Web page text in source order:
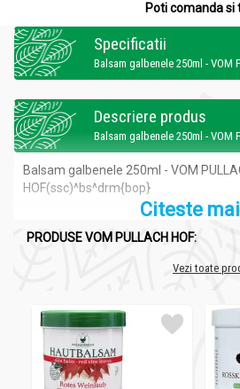
Poti comanda si
Specificatii
Balsam galbenele 250ml - VOM
Descriere produs
Balsam galbenele 250ml - VOM
Balsam galbenele 250ml - VOM
HOF(ssc)^bs^drm{bop}
Citeste
PRODUSE VOM PULLACH HOF:
Vezi toate